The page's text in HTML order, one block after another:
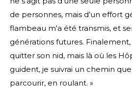
de personnes, mais d’un effort
flambeau m'a été transmis, et
générations futures.
quitter son nid, mais là où les
guident, je suivrai un chemin que
parcourir, en roulant. »